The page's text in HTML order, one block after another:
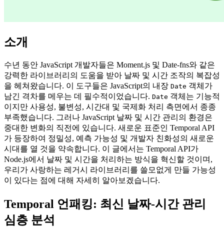
소개
수년 동안 JavaScript 개발자들은 Moment.js 및 Date-fns와 같은
강력한 라이브러리의 도움을 받아 날짜 및 시간 조작의 복잡성
을 헤쳐왔습니다. 이 도구들은 JavaScript의 내장 Date 객체가
남긴 격차를 메우는 데 필수적이었습니다. Date 객체는 기능적
이지만 사용성, 불변성, 시간대 및 국제화 처리 측면에서 종종
부족했습니다. 그러나 JavaScript 날짜 및 시간 관리의 환경은
중대한 변화의 직전에 있습니다. 새로운 표준인 Temporal API
가 등장하여 정밀성, 예측 가능성 및 개발자 친화성의 새로운
시대를 열 것을 약속합니다. 이 글에서는 Temporal API가
Node.js에서 날짜 및 시간을 처리하는 방식을 혁신할 것이며,
우리가 사랑하는 레거시 라이브러리를 쓸모없게 만들 가능성
이 있다는 점에 대해 자세히 알아보겠습니다.
Temporal 언패킹: 최신 날짜-시간 관리
심층 분석